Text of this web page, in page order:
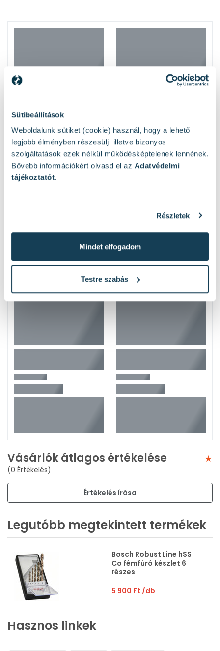
Sütibeállítások
Weboldalunk sütiket (cookie) használ, hogy a lehető
legjobb élményben részesülj, illetve bizonyos
szolgáltatások ezek nélkül működésképtelenek lennének.
Bővebb információkért olvasd el az Adatvédelmi
tájékoztatót.
Részletek
Mindet elfogadom
Testre szabás
Vásárlók átlagos értékelése
(0 Értékelés)
Értékelés írása
Legutóbb megtekintett termékek
Bosch Robust Line hSS
Co fémfúró készlet 6
részes
5 900 Ft /db
Hasznos linkek